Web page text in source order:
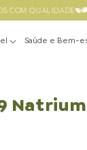
COM QUALIDADE
Saúde e Bem-